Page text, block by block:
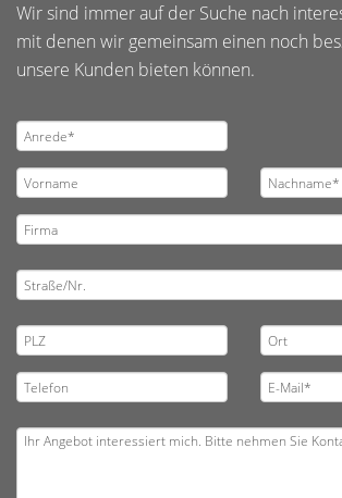
Wir sind immer auf der Suche nach
mit denen wir gemeinsam einen noch
unsere Kunden bieten können.